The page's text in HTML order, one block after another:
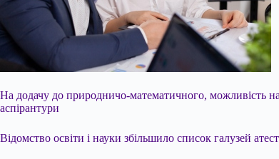
На додачу до природничо-математичного, можливість
аспірантури
Відомство освіти і науки збільшило список галузей